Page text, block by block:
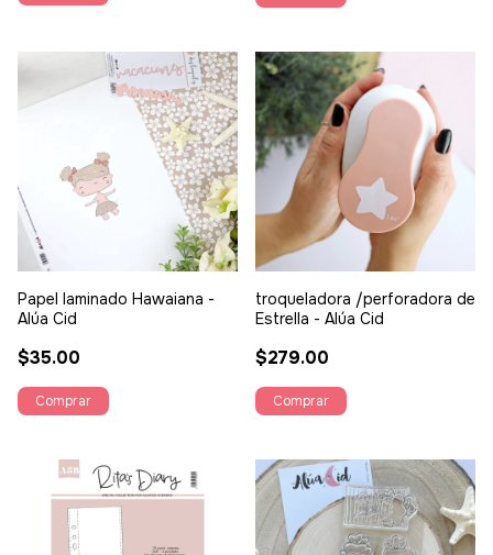
Papel laminado Hawaiana -
Alúa Cid
$35.00
troqueladora /perforadora de
Estrella - Alúa Cid
$279.00